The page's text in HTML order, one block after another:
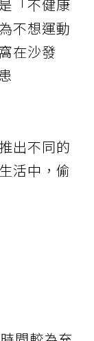
「不健康
不想運動
在沙發
出不同的
活中，偷